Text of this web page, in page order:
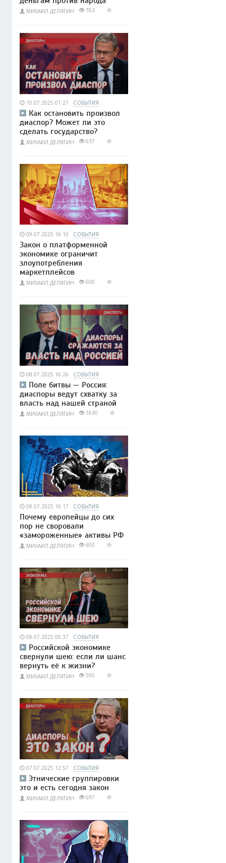
МИХАИЛ ДЕЛЯГИН 763
10.07.2025 01:27 СОБЫТИЯ
Как остановить произвол
диаспор? Может ли это
сделать государство?
МИХАИЛ ДЕЛЯГИН 637
09.07.2025 16:10 СОБЫТИЯ
Закон о платформенной
экономике ограничит
злоупотребления
маркетплейсов
МИХАИЛ ДЕЛЯГИН 600
08.07.2025 16:26 СОБЫТИЯ
Поле битвы — Россия:
диаспоры ведут схватку за
власть над нашей страной
МИХАИЛ ДЕЛЯГИН 1630
08.07.2025 16:17 СОБЫТИЯ
Почему европейцы до сих
пор не своровали
«замороженные» активы РФ
МИХАИЛ ДЕЛЯГИН 600
08.07.2025 00:37 СОБЫТИЯ
Российской экономике
свернули шею: если ли шанс
вернуть её к жизни?
МИХАИЛ ДЕЛЯГИН 595
07.07.2025 12:57 СОБЫТИЯ
Этнические группировки
это и есть сегодня закон
МИХАИЛ ДЕЛЯГИН 697